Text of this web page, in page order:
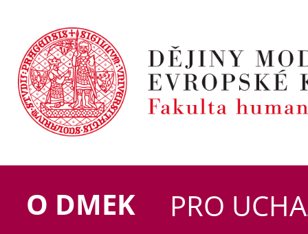
O DMEK PRO